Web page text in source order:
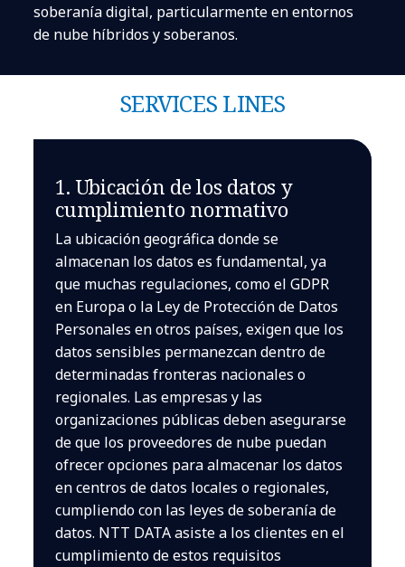
soberanía digital, particularmente en entornos
de nube híbridos y soberanos.
SERVICES LINES
1. Ubicación de los datos y
cumplimiento normativo
La ubicación geográfica donde se
almacenan los datos es fundamental, ya
que muchas regulaciones, como el GDPR
en Europa o la Ley de Protección de Datos
Personales en otros países, exigen que los
datos sensibles permanezcan dentro de
determinadas fronteras nacionales o
regionales. Las empresas y las
organizaciones públicas deben asegurarse
de que los proveedores de nube puedan
ofrecer opciones para almacenar los datos
en centros de datos locales o regionales,
cumpliendo con las leyes de soberanía de
datos. NTT DATA asiste a los clientes en el
cumplimiento de estos requisitos